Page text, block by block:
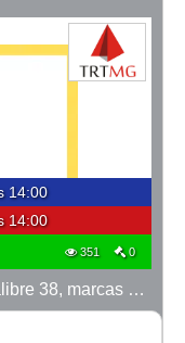
14:00
14:00
351 0
LOTE 09 - 30 (trinta) revólveres, calibre 38, marcas Taurus e Rossi